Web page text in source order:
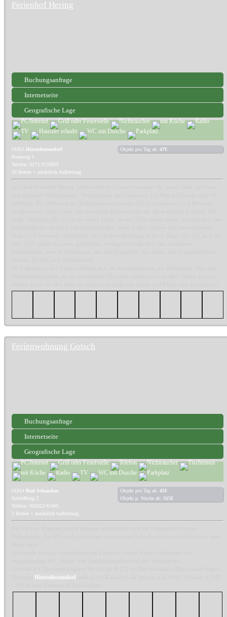
Ferienhof Hering
Buchungsanfrage
Internetseite
Geografische Lage
01855 Hinterhermsdorf
Bornweg 3
Telefon: 0173 9720839
16 Betten + zusätzlich Aufbettung
Objekt pro Tag ab: 47€
Ferienwohnung Gotsch
Buchungsanfrage
Internetseite
Geografische Lage
01814 Bad Schandau
Schloßberg 2
Telefon: 035022/42465
2 Betten + zusätzlich Aufbettung
Objekt pro Tag ab: 45€
Objekt p. Woche ab: 315€
Hinterhermsdorf